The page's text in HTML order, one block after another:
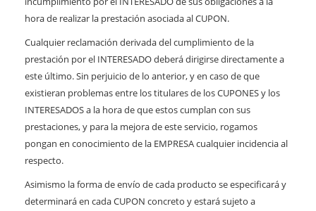
hora de realizar la prestación asociada al CUPON.
Cualquier reclamación derivada del cumplimiento de la
prestación por el INTERESADO deberá dirigirse directamente a
este último. Sin perjuicio de lo anterior, y en caso de que
existieran problemas entre los titulares de los CUPONES y los
INTERESADOS a la hora de que estos cumplan con sus
prestaciones, y para la mejora de este servicio, rogamos
pongan en conocimiento de la EMPRESA cualquier incidencia al
respecto.
Asimismo la forma de envío de cada producto se especificará y
determinará en cada CUPON concreto y estará sujeto a